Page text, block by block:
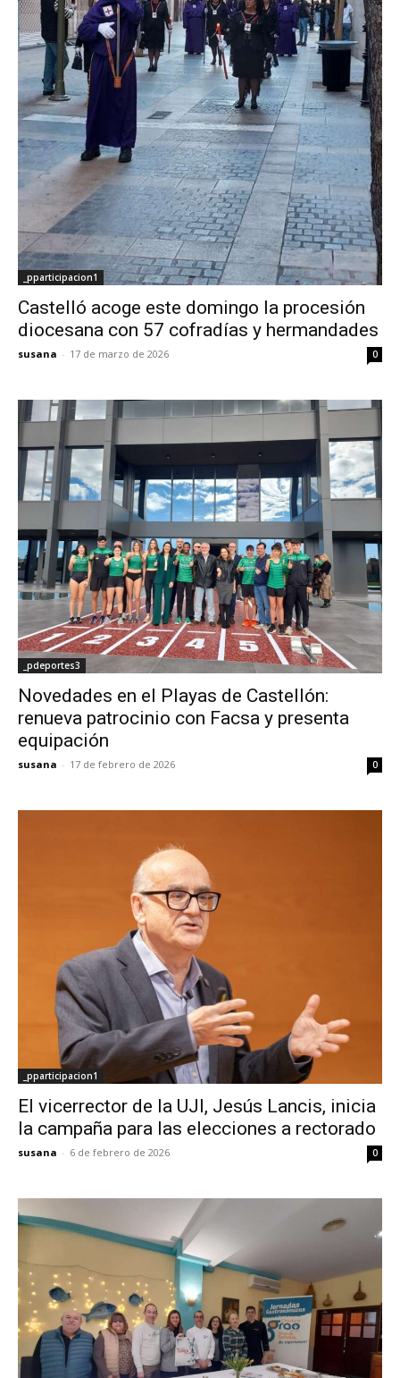
_pparticipacion1
Castelló acoge este domingo la procesión
diocesana con 57 cofradías y hermandades
susana - 17 de marzo de 2026 0
_pdeportes3
Novedades en el Playas de Castellón:
renueva patrocinio con Facsa y presenta
equipación
susana - 17 de febrero de 2026 0
_pparticipacion1
El vicerrector de la UJI, Jesús Lancis, inicia
la campaña para las elecciones a rectorado
susana - 6 de febrero de 2026 0